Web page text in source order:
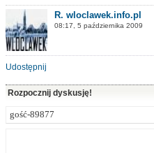
R. wloclawek.info.pl
08:17, 5 października 2009
Udostępnij
Rozpocznij dyskusję!